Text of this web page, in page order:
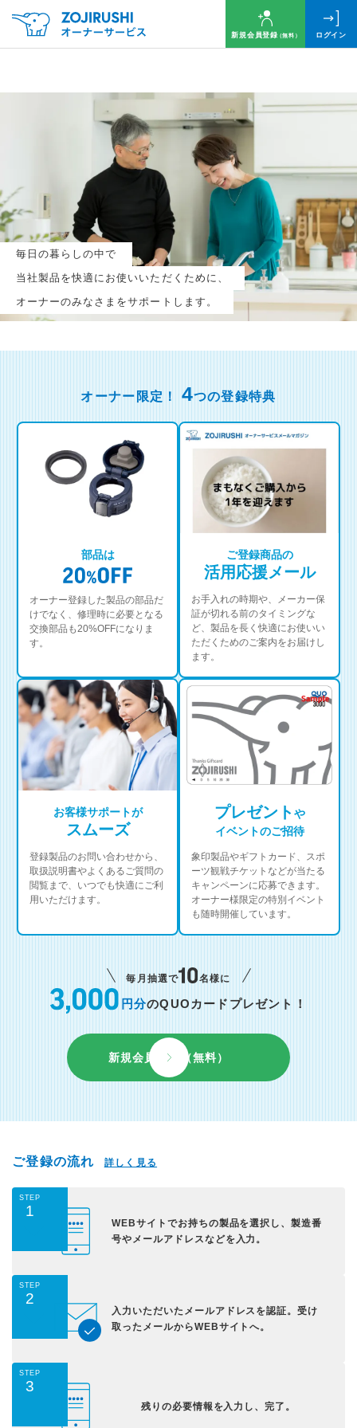
新規会員登録（無料） ログイン
毎日の暮らしの中で
当社製品を快適にお使いいただくために、
オーナーのみなさまをサポートします。
毎月抽選で 名様に
円分のQUOカードプレゼント！
新規会員登録（無料）
ログイン
※新規会員登録または追加製品登録をいただいた方が対象です
※オーナーサービスは日本国内にお住まいの個人の方向けサービスとなります
オーナー限定！ 4つの登録特典
部品は
オーナー登録した製品の部品だ
けでなく、修理時に必要となる
交換部品も20%OFFになりま
す。
ご登録商品の
活用応援メール
お手入れの時期や、メーカー保
証が切れる前のタイミングな
ど、製品を長く快適にお使いい
ただくためのご案内をお届けし
ます。
お客様サポートが
スムーズ
登録製品のお問い合わせから、
取扱説明書やよくあるご質問の
閲覧まで、いつでも快適にご利
用いただけます。
プレゼントや
イベントのご招待
象印製品やギフトカード、スポ
ーツ観戦チケットなどが当たる
キャンペーンに応募できます。
オーナー様限定の特別イベント
も随時開催しています。
毎月抽選で 名様に
円分のQUOカードプレゼント！
新規会員登録（無料）
ご登録の流れ 詳しく見る
STEP
1
WEBサイトでお持ちの製品を選択し、製造番
号やメールアドレスなどを入力。
STEP
2
入力いただいた メールアドレスを認証。受け
取ったメールからWEBサイトへ。
STEP
3
残りの必要情報を入力し、完了。